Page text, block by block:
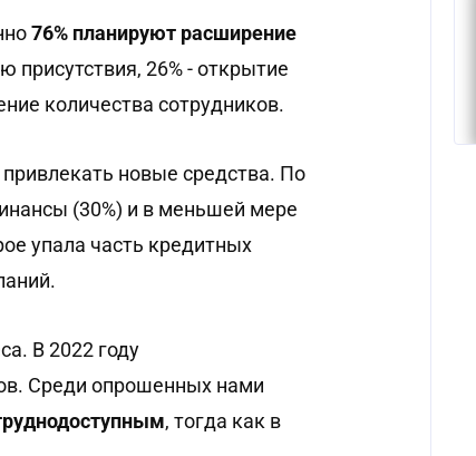
76% планируют расширение
присутствия, 26% - открытие
количества сотрудников.
новые средства. По
(30%) и в меньшей мере
упала часть кредитных
В 2022 году
Среди опрошенных нами
, тогда как в